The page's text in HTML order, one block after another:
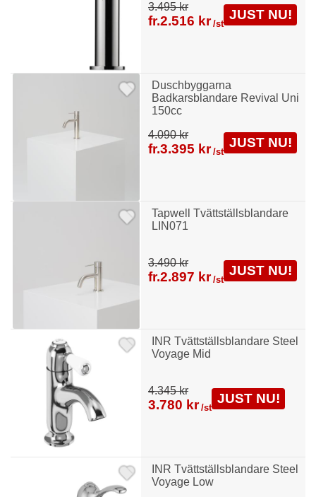
Duschbyggarna
Badkarsblandare Revival Uni
150cc
Tapwell Tvättställsblandare
LIN071
3.495 kr
fr.2.516 kr /st
JUST NU!
INR Tvättställsblandare Steel
Voyage Mid
4.090 kr
fr.3.395 kr /st
JUST NU!
INR Tvättställsblandare Steel
Voyage Low
3.490 kr
fr.2.897 kr /st
JUST NU!
4.345 kr
3.780 kr /st
JUST NU!